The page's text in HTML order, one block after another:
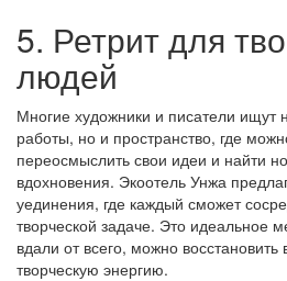
5. Ретрит для
людей
Многие художники и писатели ищут
работы, но и пространство, где
переосмыслить свои идеи и найти
вдохновения. Экоотель Унжа
уединения, где каждый сможет
творческой задаче. Это идеальное
вдали от всего, можно
творческую энергию.